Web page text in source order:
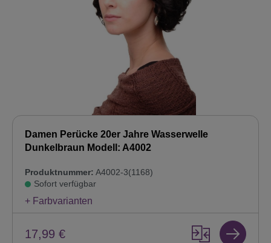
Damen Perücke 20er Jahre Wasserwelle
Dunkelbraun Modell: A4002
Produktnummer: A4002-3(1168)
Sofort verfügbar
+ Farbvarianten
17,99 €